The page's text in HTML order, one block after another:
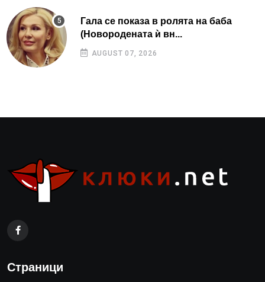
Гала се показа в ролята на баба
(Новородената ѝ вн...
AUGUST 07, 2026
Страници